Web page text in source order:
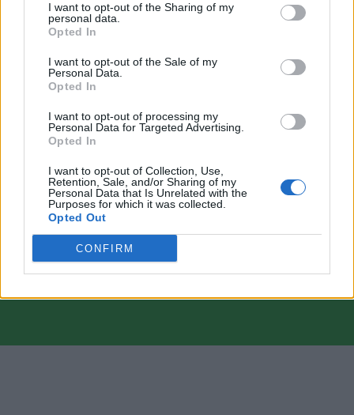
I want to opt-out of the Sharing of my
personal data.
Opted In
I want to opt-out of the Sale of my
Personal Data.
Opted In
I want to opt-out of processing my
Personal Data for Targeted Advertising.
Opted In
I want to opt-out of Collection, Use,
Retention, Sale, and/or Sharing of my
Personal Data that Is Unrelated with the
Purposes for which it was collected.
Opted Out
CONFIRM
Il materiale (testo, foto e video) consultabile in questo portale è di nostra proprietà.
Alcune foto (screenshot) ed articoli presenti su "Calciomercato Magazine" sono in parte
giunti da internet, in quanto arrivati alla nostra attenzione attraverso regolari
comunicati stampa con immagini e testi allegati ed autorizzati alla pubblicazione, e
quindi valutati di pubblico dominio. Se i soggetti o gli autori avessero qualcosa in
contrario alla pubblicazione, non avranno che da segnalarlo alla redazione (indirizzo
"Calciomercato Magazine" non è una testata giornalistica, ma un sito di informazione di
proprietà di Napoli Magazine.